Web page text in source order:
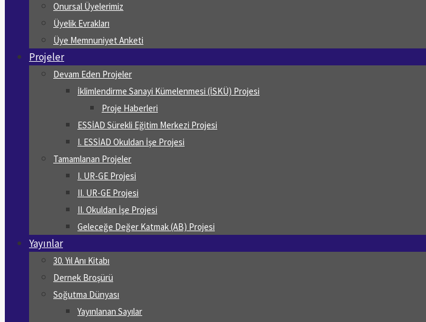
Onursal Üyelerimiz
Üyelik Evrakları
Üye Memnuniyet Anketi
Projeler
Devam Eden Projeler
İklimlendirme Sanayi Kümelenmesi (İSKÜ) Projesi
Proje Haberleri
ESSİAD Sürekli Eğitim Merkezi Projesi
I. ESSİAD Okuldan İşe Projesi
Tamamlanan Projeler
I. UR-GE Projesi
II. UR-GE Projesi
II. Okuldan İşe Projesi
Geleceğe Değer Katmak (AB) Projesi
Yayınlar
30. Yıl Anı Kitabı
Dernek Broşürü
Soğutma Dünyası
Yayınlanan Sayılar